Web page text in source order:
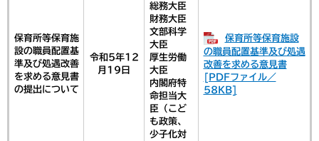
保育所等保育施
設の職員配置基
準及び処遇改善
を求める意見書
の提出について
令和5年12
月19日
総務大臣
​財務大臣
​文部科学
大臣
厚生労働
大臣
内閣府特
命担当大
臣（こど
も政策、
少子化対
保育所等保育施設
の職員配置基準及び処遇
改善を求める意見書
[PDFファイル／
58KB]